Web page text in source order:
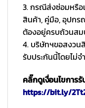
3. กรณีส่งซ่อมหรื
สินค้า, คู่มือ, อุปก
ต้องอยู่ครบถ้วนส
4. บริษัทฯขอสงวน
รับประกันนี้โดยไม่
คลิ๊กดูเงื่อนไขการ
https://bit.ly/